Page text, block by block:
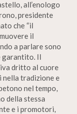
all’enologo
presidente
che “il
il
a parlare sono
garantito. Il
dritto al cuore
nella tradizione e
nel tempo,
della stessa
e i promotori,